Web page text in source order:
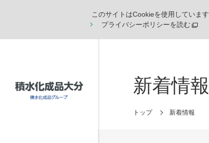
このサイトはCookieを使用していま
プライバシーポリシーを読む
新着情報
トップ 新着情報